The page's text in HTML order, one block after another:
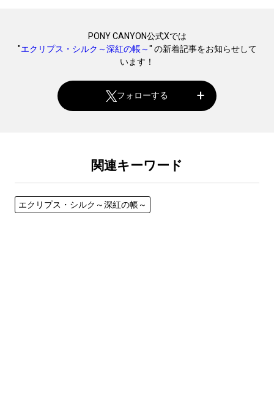
PONY CANYON公式Xでは
"エクリプス・シルク～深紅の帳～" の新着記事をお知らせして
います！
フォローする
関連キーワード
エクリプス・シルク～深紅の帳～